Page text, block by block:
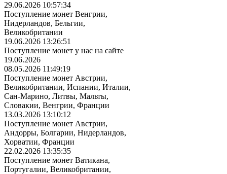
29.06.2026 10:57:34
Поступление монет Венгрии,
Нидерландов, Бельгии,
Великобритании
19.06.2026 13:26:51
Поступление монет у нас на сайте
19.06.2026
08.05.2026 11:49:19
Поступление монет Австрии,
Великобритании, Испании, Италии,
Сан-Марино, Литвы, Мальты,
Словакии, Венгрии, Франции
13.03.2026 13:10:12
Поступление монет Австрии,
Андорры, Болгарии, Нидерландов,
Хорватии, Франции
22.02.2026 13:35:35
Поступление монет Ватикана,
Португалии, Великобритании,